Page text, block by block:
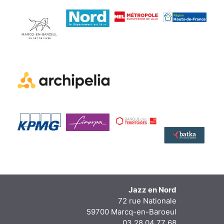
Jazz en Nord
72 rue Nationale
59700 Marcq-en-Baroeul